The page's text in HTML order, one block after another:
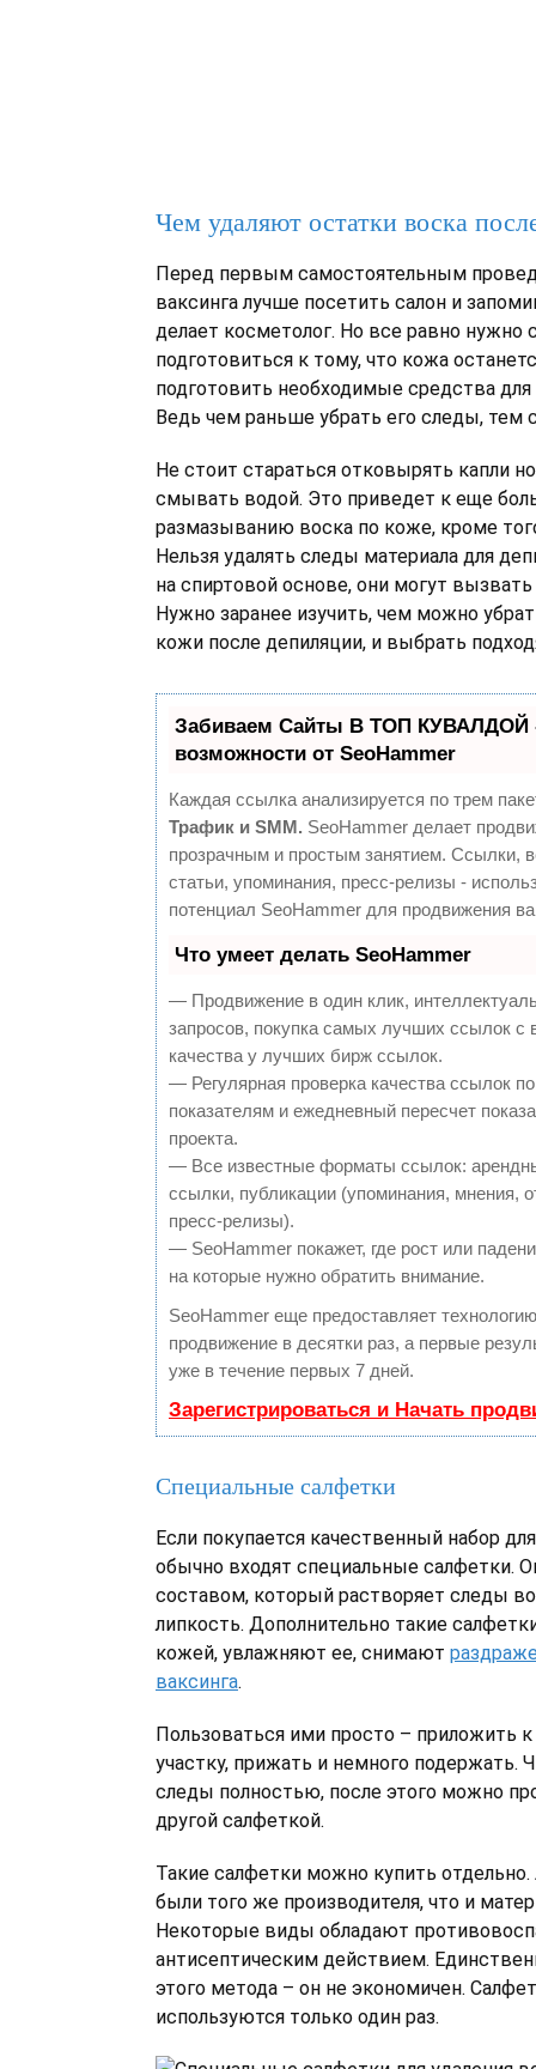
Чем удаляют остатки воска
Перед первым самостоятельным
ваксинга лучше посетить салон и
делает косметолог. Но все равно нужно
подготовиться к тому, что кожа
подготовить необходимые средства для
Ведь чем раньше убрать его следы, тем
Не стоит стараться отковырять капли
смывать водой. Это приведет к еще
размазыванию воска по коже, кроме
Нельзя удалять следы материала для
на спиртовой основе, они могут
Нужно заранее изучить, чем можно
кожи после депиляции, и выбрать
Забиваем Сайты В ТОП КУВАЛДОЙ
возможности от SeoHammer
Каждая ссылка анализируется по трем
Трафик и SMM. SeoHammer делает
прозрачным и простым занятием. Ссылки,
статьи, упоминания, пресс-релизы -
потенциал SeoHammer для продвижения
Что умеет делать SeoHammer
— Продвижение в один клик,
запросов, покупка самых лучших ссылок с
качества у лучших бирж ссылок.
— Регулярная проверка качества ссылок
показателям и ежедневный пересчет
проекта.
— Все известные форматы ссылок:
ссылки, публикации (упоминания, мнения,
пресс-релизы).
— SeoHammer покажет, где рост или
на которые нужно обратить внимание.
SeoHammer еще предоставляет
продвижение в десятки раз, а первые
уже в течение первых 7 дней.
Зарегистрироваться и Начать
Специальные салфетки
Если покупается качественный набор
обычно входят специальные салфетки.
составом, который растворяет следы
липкость. Дополнительно такие
кожей, увлажняют ее, снимают
ваксинга.
Пользоваться ими просто – приложить к
участку, прижать и немного подержать.
следы полностью, после этого можно
другой салфеткой.
Такие салфетки можно купить
были того же производителя, что и
Некоторые виды обладают
антисептическим действием.
этого метода – он не экономичен.
используются только один раз.